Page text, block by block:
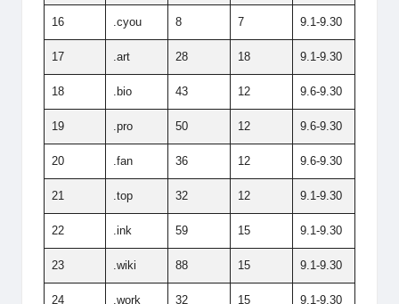
16 .cyou 8 7 9.1-9.30
17 .art 28 18 9.1-9.30
18 .bio 43 12 9.6-9.30
19 .pro 50 12 9.6-9.30
20 .fan 36 12 9.6-9.30
21 .top 32 12 9.1-9.30
22 .ink 59 15 9.1-9.30
23 .wiki 88 15 9.1-9.30
24 .work 32 15 9.1-9.30